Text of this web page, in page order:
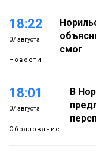
18:22
07 августа
Новости
смог
18:01
07 августа
Образование
В